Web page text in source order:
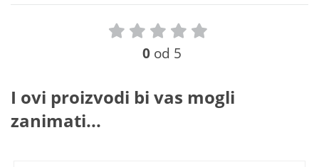
0 od 5
I ovi proizvodi bi vas mogli
zanimati...